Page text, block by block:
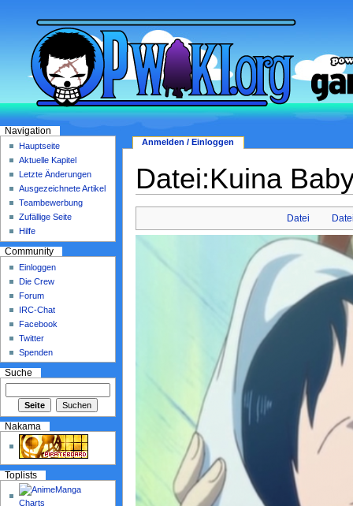
Datei:Kuina
Datei
Anmelden / Einloggen
Navigation
Hauptseite
Aktuelle Kapitel
Letzte Änderungen
Ausgezeichnete Artikel
Teambewerbung
Zufällige Seite
Hilfe
Community
Einloggen
Die Crew
Forum
IRC-Chat
Facebook
Twitter
Spenden
Suche
Nakama
Toplists